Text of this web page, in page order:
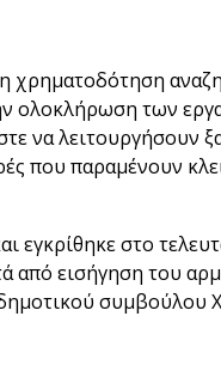
χρηματοδότηση
ολοκλήρωση των
να λειτουργήσουν
που παραμένουν
εγκρίθηκε στο
από εισήγηση του
συμβούλου